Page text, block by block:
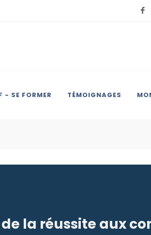
- SE FORMER TÉMOIGNAGES
la réussite aux